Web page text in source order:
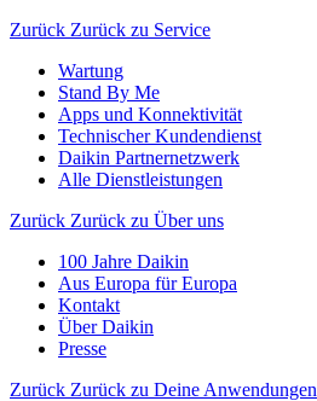
Zurück Zurück zu Service
Wartung
Stand By Me
Apps und Konnektivität
Technischer Kundendienst
Daikin Partnernetzwerk
Alle Dienstleistungen
Zurück Zurück zu Über uns
100 Jahre Daikin
Aus Europa für Europa
Kontakt
Über Daikin
Presse
Zurück Zurück zu Deine Anwendungen